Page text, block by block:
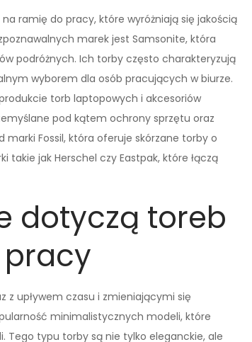
ramię do pracy, które wyróżniają się jakością
marek jest Samsonite, która
podróżnych. Ich torby często charakteryzują
wyborem dla osób pracujących w biurze.
torb laptopowych i akcesoriów
pod kątem ochrony sprzętu oraz
marki Fossil, która oferuje skórzane torby o
jak Herschel czy Eastpak, które łączą
dotyczą toreb
upływem czasu i zmieniającymi się
minimalistycznych modeli, które
Tego typu torby są nie tylko eleganckie, ale